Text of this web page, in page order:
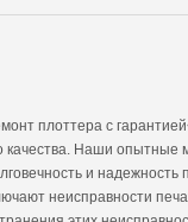
плоттера с
Наши опытные
и надежность
неисправности